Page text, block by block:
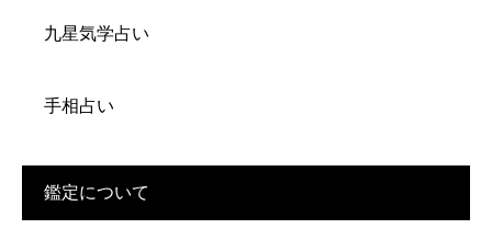
九星気学占い
手相占い
鑑定について